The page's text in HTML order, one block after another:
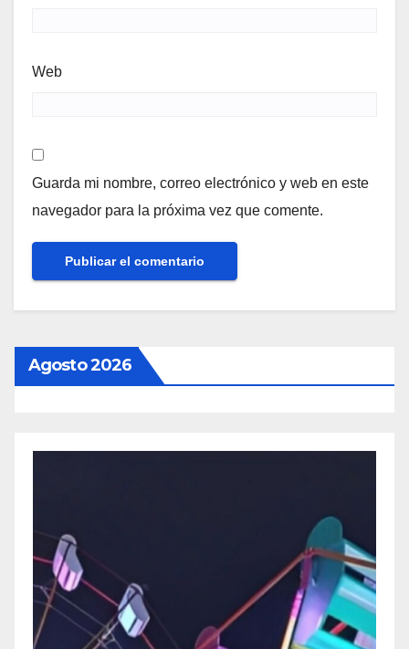
Web
Guarda mi nombre, correo electrónico y web en este
navegador para la próxima vez que comente.
Agosto 2026